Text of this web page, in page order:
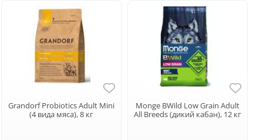
Grandorf Probiotics Adult Mini
(4 вида мяса), 8 кг
Monge BWild Low Grain Adult
All Breeds (дикий кабан), 12 кг